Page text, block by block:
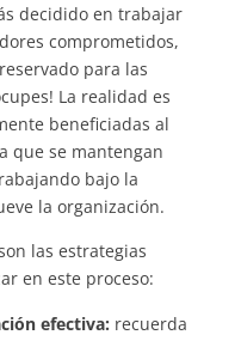
decidido en trabajar
comprometidos,
para las
La realidad es
beneficiadas al
que se mantengan
bajo la
la organización.
las estrategias
en este proceso:
efectiva: recuerda